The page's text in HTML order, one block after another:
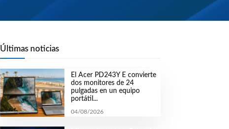
Últimas noticias
El Acer PD243Y E convierte
dos monitores de 24
pulgadas en un equipo
portátil...
04/08/2026